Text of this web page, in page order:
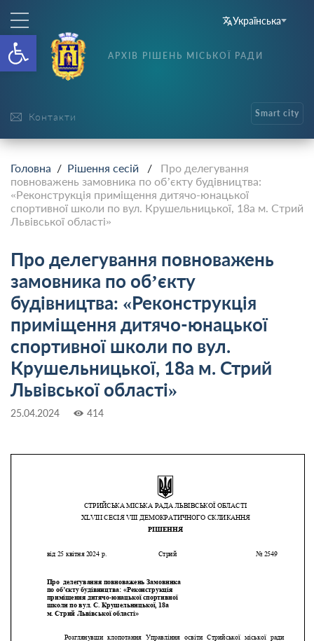
Відкрити Панель
Українська
Контакти
АРХІВ РІШЕНЬ МІСЬКОЇ РАДИ
Smart city
Головна / Рішення сесій / Про делегування
повноважень замовника по об’єкту будівництва:
«Реконструкція приміщення дитячо-юнацької
спортивної школи по вул. Крушельницької, 18а м. Стрий
Львівської області»
Про делегування повноважень
замовника по об’єкту
будівництва: «Реконструкція
приміщення дитячо-юнацької
спортивної школи по вул.
Крушельницької, 18а м. Стрий
Львівської області»
25.04.2024 414